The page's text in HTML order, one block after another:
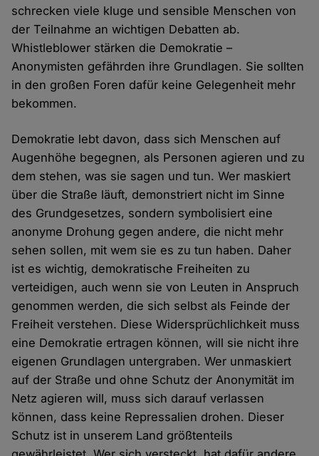
schrecken viele kluge und sensible Menschen von
der Teilnahme an wichtigen Debatten ab.
Whistleblower stärken die Demokratie –
Anonymisten gefährden ihre Grundlagen. Sie sollten
in den großen Foren dafür keine Gelegenheit mehr
bekommen.
Demokratie lebt davon, dass sich Menschen auf
Augenhöhe begegnen, als Personen agieren und zu
dem stehen, was sie sagen und tun. Wer maskiert
über die Straße läuft, demonstriert nicht im Sinne
des Grundgesetzes, sondern symbolisiert eine
anonyme Drohung gegen andere, die nicht mehr
sehen sollen, mit wem sie es zu tun haben. Daher
ist es wichtig, demokratische Freiheiten zu
verteidigen, auch wenn sie von Leuten in Anspruch
genommen werden, die sich selbst als Feinde der
Freiheit verstehen. Diese Widersprüchlichkeit muss
eine Demokratie ertragen können, will sie nicht ihre
eigenen Grundlagen untergraben. Wer unmaskiert
auf der Straße und ohne Schutz der Anonymität im
Netz agieren will, muss sich darauf verlassen
können, dass keine Repressalien drohen. Dieser
Schutz ist in unserem Land größtenteils